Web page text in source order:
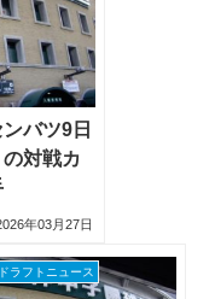
バツ9日
対戦カ
年03月27日
ラフトニュース